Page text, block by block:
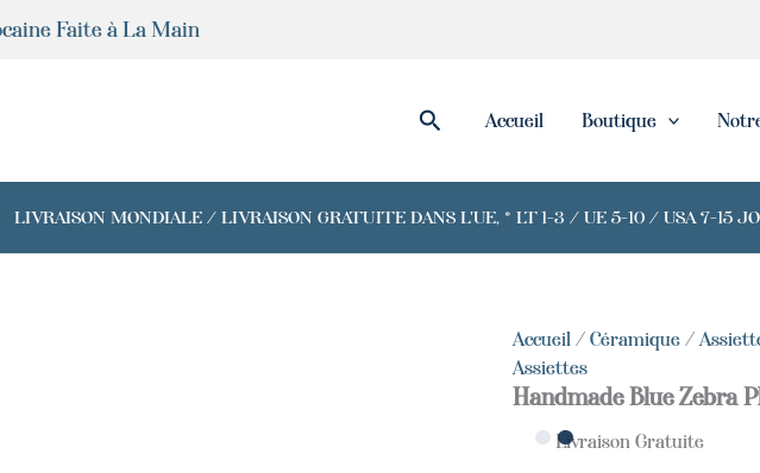
Faite à La Main
Rechercher
Accueil Boutique
LIVRAISON MONDIALE / LIVRAISON GRATUITE DANS L'UE, * LT 1-3 / UE 5-10 / USA 7-15
Accueil / Céramique /
Assiettes
Handmade Blue Zebra
Livraison Gratuite
Plate